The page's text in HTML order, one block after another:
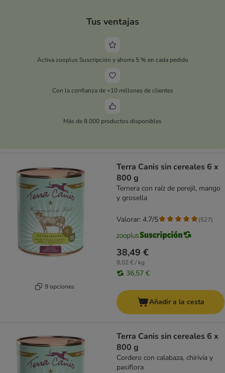
Tus ventajas
Activa zooplus Suscripción y ahorra 5 % en cada pedido
Con la confianza de +10 millones de clientes
Más de 8.000 productos disponibles
9 opciones
Terra Canis sin cereales 6 x
800 g
Ternera con raíz de perejil, mango
y grosella
38,49 €
8,02 € / kg
36,57 €
Valorar: 4.7/5 (527)
Añadir a la cesta
Terra Canis sin cereales 6 x
800 g
Cordero con calabaza, chirivía y
pasiflora